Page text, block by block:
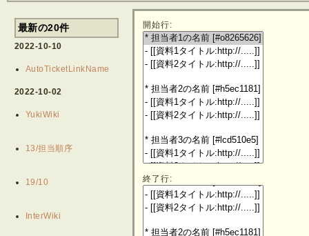
最新の20件
2022-10-10
AutoTicketLinkName
2022-10-02
YukiWiki
13/担当順序
19/10
InterWiki
開始行:
終了行: